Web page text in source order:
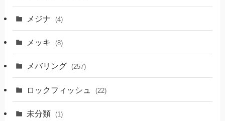
メジナ (4)
メッキ (8)
メバリング (257)
ロックフィッシュ (22)
未分類 (1)